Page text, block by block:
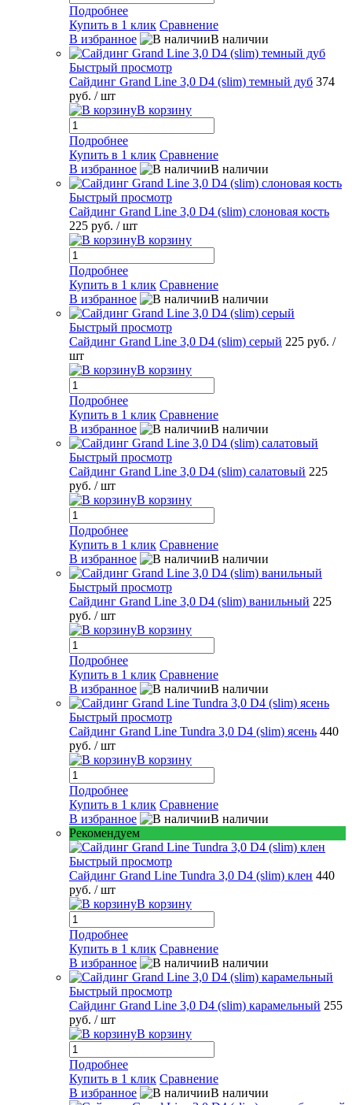
Подробнее
Купить в 1 клик Сравнение
В избранное
В наличии
Быстрый просмотр
Сайдинг Grand Line 3,0 D4 (slim) темный дуб 374
руб. / шт
В корзину
Подробнее
Купить в 1 клик Сравнение
В избранное
В наличии
Быстрый просмотр
Сайдинг Grand Line 3,0 D4 (slim) слоновая кость
225 руб. / шт
В корзину
Подробнее
Купить в 1 клик Сравнение
В избранное
В наличии
Быстрый просмотр
Сайдинг Grand Line 3,0 D4 (slim) серый 225 руб. /
шт
В корзину
Подробнее
Купить в 1 клик Сравнение
В избранное
В наличии
Быстрый просмотр
Сайдинг Grand Line 3,0 D4 (slim) салатовый 225
руб. / шт
В корзину
Подробнее
Купить в 1 клик Сравнение
В избранное
В наличии
Быстрый просмотр
Сайдинг Grand Line 3,0 D4 (slim) ванильный 225
руб. / шт
В корзину
Подробнее
Купить в 1 клик Сравнение
В избранное
В наличии
Быстрый просмотр
Сайдинг Grand Line Tundra 3,0 D4 (slim) ясень 440
руб. / шт
В корзину
Подробнее
Купить в 1 клик Сравнение
В избранное
В наличии
Рекомендуем
Быстрый просмотр
Сайдинг Grand Line Tundra 3,0 D4 (slim) клен 440
руб. / шт
В корзину
Подробнее
Купить в 1 клик Сравнение
В избранное
В наличии
Быстрый просмотр
Сайдинг Grand Line 3,0 D4 (slim) карамельный 255
руб. / шт
В корзину
Подробнее
Купить в 1 клик Сравнение
В избранное
В наличии